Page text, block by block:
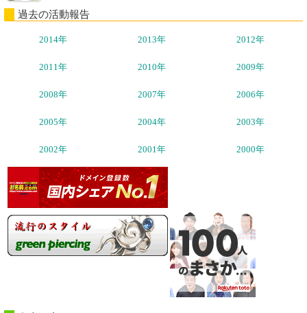
過去の活動報告
2014年 2013年 2012年
2011年 2010年 2009年
2008年 2007年 2006年
2005年 2004年 2003年
2002年 2001年 2000年